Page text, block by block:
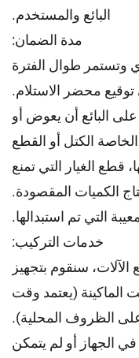
البائع والمستخدم.
مدة الضمان:
وتستمر طوال الفترة
محضر الاستلام.
البائع أن يعوض أو
الكتل أو القطع
قطع الغيار التي تمنع
الكميات المقصودة.
التي تم استبدالها.
خدمات التركيب:
سنقوم بتجهيز
الماكينة (يعتمد وقت
الظروف المحلية).
الجهاز أو لم يتمكن